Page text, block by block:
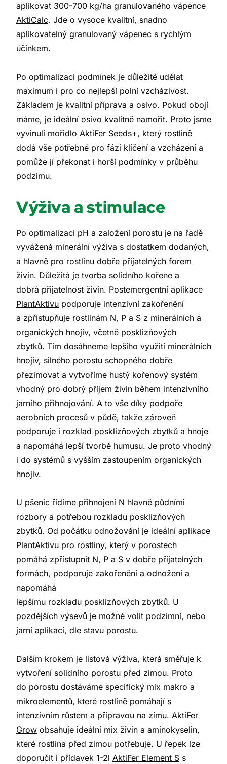
aplikovat 300-700 kg/ha granulovaného vápence
AktiCalc. Jde o vysoce kvalitní, snadno
aplikovatelný granulovaný vápenec s rychlým
účinkem.
Po optimalizaci podmínek je důležité udělat
maximum i pro co nejlepší polní vzcházivost.
Základem je kvalitní příprava a osivo. Pokud obojí
máme, je ideální osivo kvalitně namořit. Proto jsme
vyvinuli mořidlo AktiFer Seeds+, který rostlině
dodá vše potřebné pro fázi klíčení a vzcházení a
pomůže jí překonat i horší podmínky v průběhu
podzimu.
Výživa a stimulace
Po optimalizaci pH a založení porostu je na řadě
vyvážená minerální výživa s dostatkem dodaných,
a hlavně pro rostlinu dobře přijatelných forem
živin. Důležitá je tvorba solidního kořene a
dobrá přijatelnost živin. Postemergentní aplikace
PlantAktivu podporuje intenzivní zakořenění
a zpřístupňuje rostlinám N, P a S z minerálních a
organických hnojiv, včetně posklizňových
zbytků. Tím dosáhneme lepšího využití minerálních
hnojiv, silného porostu schopného dobře
přezimovat a vytvoříme hustý kořenový systém
vhodný pro dobrý příjem živin během intenzivního
jarního přihnojování. A to vše díky podpoře
aerobních procesů v půdě, takže zároveň
podporuje i rozklad posklizňových zbytků a hnoje
a napomáhá lepší tvorbě humusu. Je proto vhodný
i do systémů s vyšším zastoupením organických
hnojiv.
U pšenic řídíme přihnojení N hlavně půdními
rozbory a potřebou rozkladu posklizňových
zbytků. Od počátku odnožování je ideální aplikace
PlantAktivu pro rostliny, který v porostech
pomáhá zpřístupnit N, P a S v dobře přijatelných
formách, podporuje zakořenění a odnožení a
napomáhá
lepšímu rozkladu posklizňových zbytků. U
pozdějších výsevů je možné volit podzimní, nebo
jarní aplikaci, dle stavu porostu.
Dalším krokem je listová výživa, která směřuje k
vytvoření solidního porostu před zimou. Proto
do porostu dostáváme specifický mix makro a
mikroelementů, které rostlině pomáhají s
intenzivním růstem a přípravou na zimu. AktiFer
Grow obsahuje ideální mix živin a aminokyselin,
které rostlina před zimou potřebuje. U řepek lze
doporučit i přídavek 1-2l AktiFer Element S s